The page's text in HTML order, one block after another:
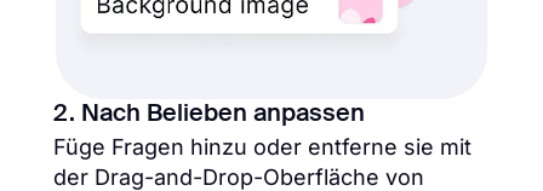
2. Nach Belieben anpassen
Füge Fragen hinzu oder entferne sie mit
der Drag-and-Drop-Oberfläche von